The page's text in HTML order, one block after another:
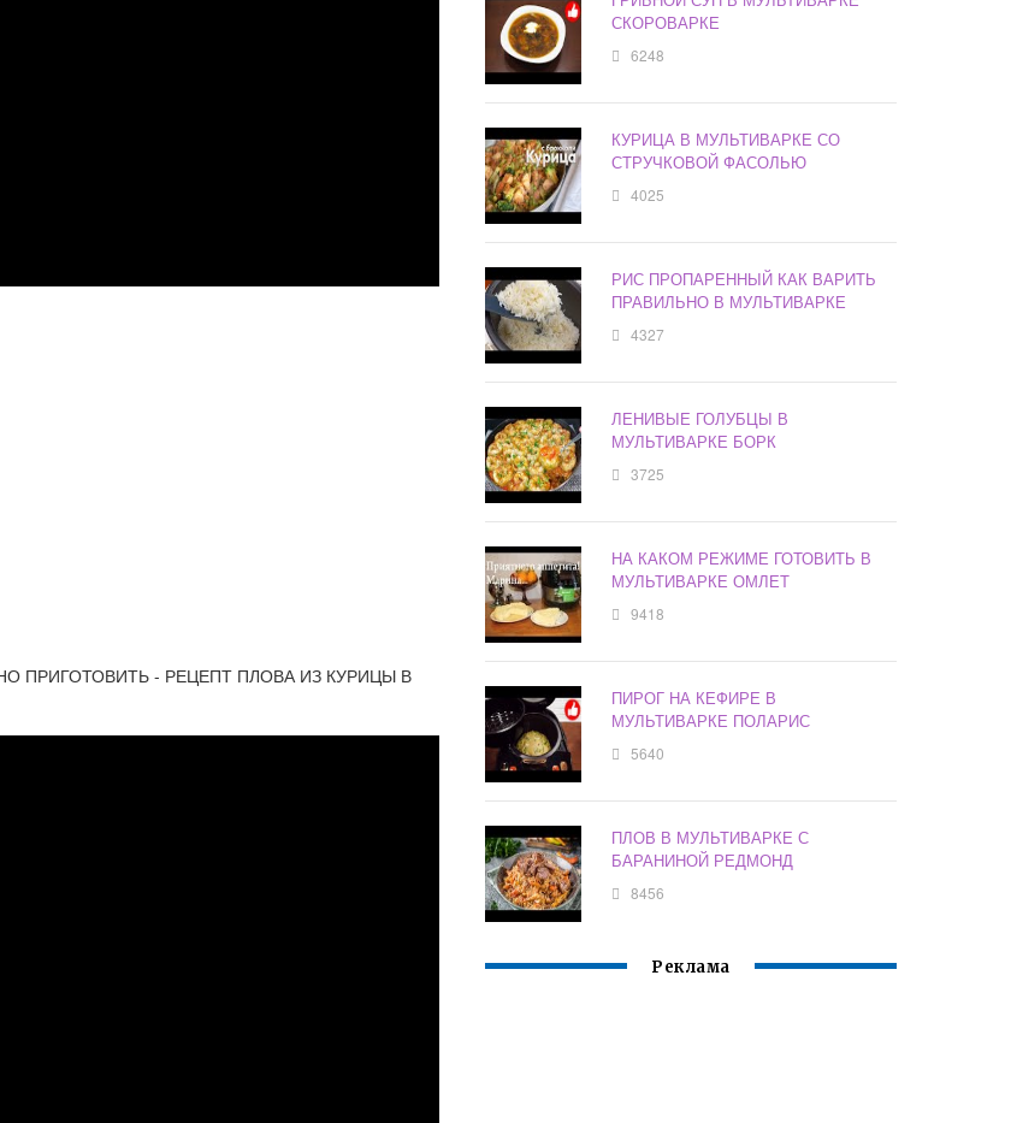
ПРИГОТОВИТЬ - РЕЦЕПТ ПЛОВА ИЗ КУРИЦЫ В
СКОРОВАРКЕ
6248
КУРИЦА В МУЛЬТИВАРКЕ СО
СТРУЧКОВОЙ ФАСОЛЬЮ
4025
РИС ПРОПАРЕННЫЙ КАК ВАРИТЬ
ПРАВИЛЬНО В МУЛЬТИВАРКЕ
4327
ЛЕНИВЫЕ ГОЛУБЦЫ В
МУЛЬТИВАРКЕ БОРК
3725
НА КАКОМ РЕЖИМЕ ГОТОВИТЬ В
МУЛЬТИВАРКЕ ОМЛЕТ
9418
ПИРОГ НА КЕФИРЕ В
МУЛЬТИВАРКЕ ПОЛАРИС
5640
ПЛОВ В МУЛЬТИВАРКЕ С
БАРАНИНОЙ РЕДМОНД
8456
Реклама